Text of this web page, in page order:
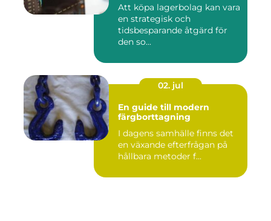
Att köpa lagerbolag kan vara
en strategisk och
tidsbesparande åtgärd för
den so...
02. jul
En guide till modern
färgborttagning
I dagens samhälle finns det
en växande efterfrågan på
hållbara metoder f...